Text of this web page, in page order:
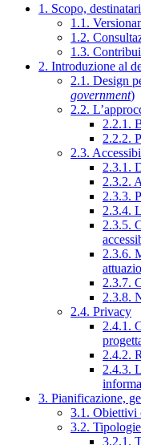
1. Scopo,
1.1.
1.2.
1.3.
2. Introduzione al
2.1. Design
government)
2.2.
2.2.1.
2.2.2.
2.3.
2.3.1.
2.3.2.
2.3.3.
2.3.4.
2.3.5.
2.3.6.
2.3.7.
2.3.8.
2.4. Privacy
2.4.1.
2.4.2.
2.4.3.
3. Pianificazione,
3.1. Obiettivi
3.2.
3.2.1.